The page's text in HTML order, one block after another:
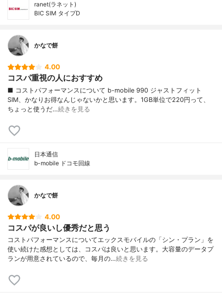
ranet(ラネット)
BIC SIM タイプD
かなで餅
4.00
コスパ重視の人におすすめ
■ コストパフォーマンスについて b-mobile 990 ジャストフィット
SIM、かなりお得なんじゃないかと思います。1GB単位で220円って、
ちょっと使うだ…続きを見る
日本通信
b-mobile ドコモ回線
かなで餅
4.00
コスパが良いし優秀だと思う
コストパフォーマンスについてエックスモバイルの「シン・プラン」を
使い続けた感想としては、コスパは良いと思います。大容量のデータプ
ランが用意されているので、毎月の…続きを見る